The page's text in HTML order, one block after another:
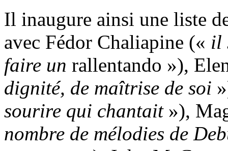
Il inaugure ainsi une liste
avec Fédor Chaliapine (« il
faire un rallentando »),
dignité, de maîtrise de soi
sourire qui chantait»),
nombre de mélodies de